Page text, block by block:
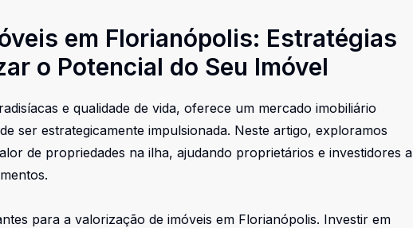
em Florianópolis: Estratégias
o Potencial do Seu Imóvel
e qualidade de vida, oferece um mercado imobiliário
ser estrategicamente impulsionada. Neste artigo, exploramos
de propriedades na ilha, ajudando proprietários e investidores a
para a valorização de imóveis em Florianópolis. Investir em